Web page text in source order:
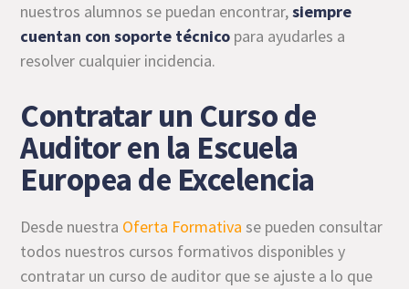
nuestros alumnos se puedan encontrar,siempre
cuentan con soporte técnico para ayudarles a
resolver cualquier incidencia.
Contratar un Curso de
Auditor en la Escuela
Europea de Excelencia
Desde nuestra Oferta Formativa se pueden consultar
todos nuestros cursos formativos disponibles y
contratar un curso de auditor que se ajuste a lo que